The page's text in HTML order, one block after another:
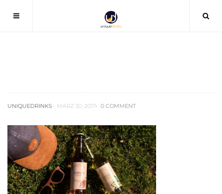
UNIQUEDRINKS MÄRZ 30, 2017 0 COMMENT